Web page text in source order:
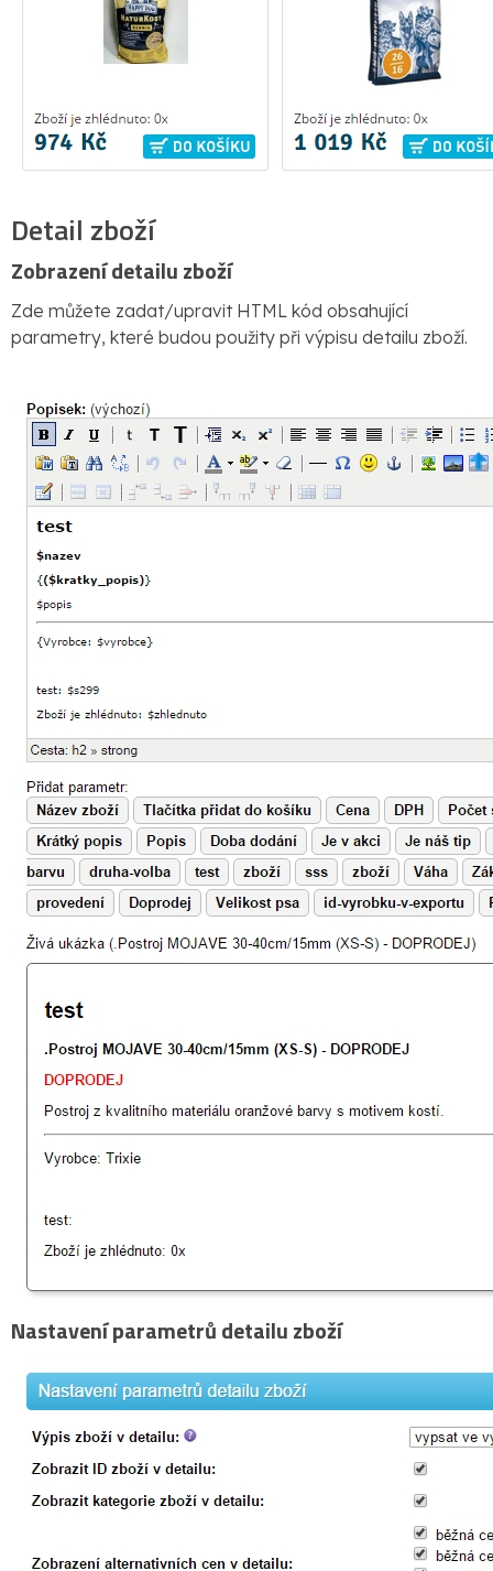
Detail zboží
Zobrazení detailu zboží
Zde můžete zadat/upravit HTML kód obsahující
parametry, které budou použity při výpisu detailu zboží.
Nastavení parametrů detailu zboží